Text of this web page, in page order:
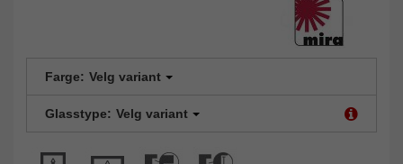
Farge: Velg variant
Glasstype: Velg variant